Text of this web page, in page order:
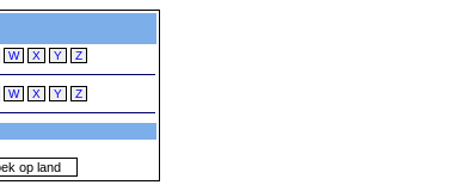
W X Y Z
W X Y Z